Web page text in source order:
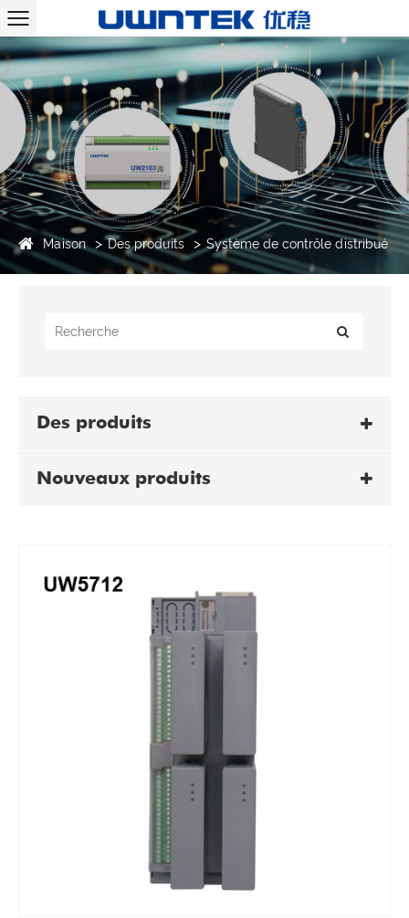
Maison Des produits Système de contrôle distribué
Des produits
Nouveaux produits